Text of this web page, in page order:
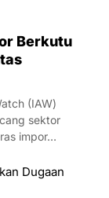
Berkutu
(IAW)
sektor
impor…